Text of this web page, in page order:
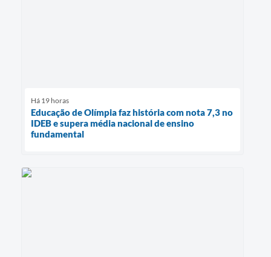
Há 19 horas
Educação de Olímpia faz história com nota 7,3 no
IDEB e supera média nacional de ensino
fundamental